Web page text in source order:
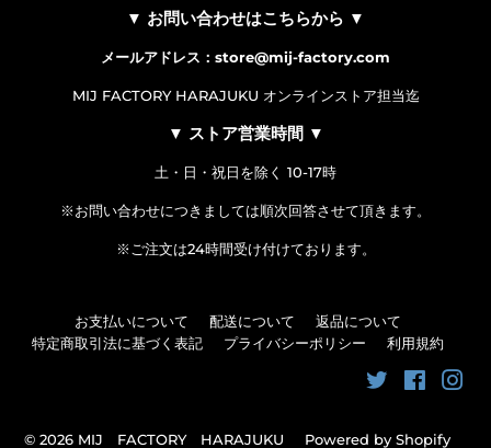
▼ お問い合わせはこちらから ▼
メールアドレス：store@mij-factory.com
MIJ FACTORY HARAJUKU オンラインストア担当迄
▼ ストア営業時間 ▼
土・日・祝日を除く 10-17時
※お問い合わせにつきましては順次回答させて頂きます。
※ご注文は24時間受け付けております。
お支払いについて 配送について
返品について
特定商取引法に基づく表記
プライバシーポリシー 利用規約
Twitter
© 2026 MIJ FACTORY HARAJUKU Powered by Shopify